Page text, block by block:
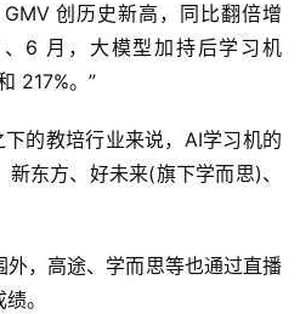
创历史新高，同比翻倍增
6 月，大模型加持后学习机
217%。”
下的教培行业来说，AI学习机的
东方、好未来(旗下学而思)、
外，高途、学而思等也通过直播
。